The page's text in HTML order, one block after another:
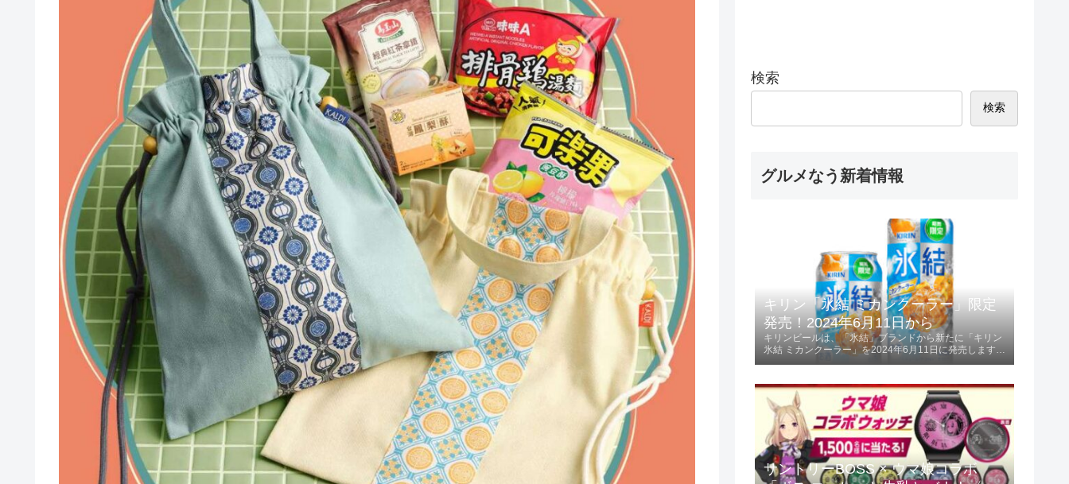
検索
検索
グルメなう新着情報
キリン「氷結 ミカンクーラー」限定
発売！2024年6月11日から
キリンビールは、「氷結」ブランドから新たに「キリン
氷結 ミカンクーラー」を2024年6月11日に発売します。
ます。商品の特長爽やかな味わい...
サントリーBOSS × ウマ娘コラボ